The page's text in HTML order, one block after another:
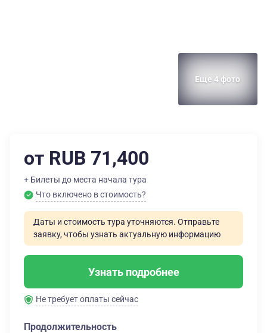
Еще 4 фото
от RUB 71,400
+ Билеты до места начала тура
Что включено в стоимость?
Даты и стоимость тура уточняются. Отправьте
заявку, чтобы узнать актуальную информацию
Узнать подробнее
Не требует оплаты сейчас
Продолжительность